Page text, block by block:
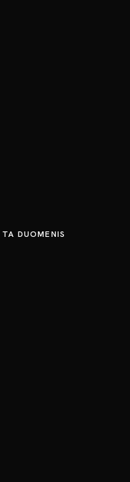
DUOMENIS